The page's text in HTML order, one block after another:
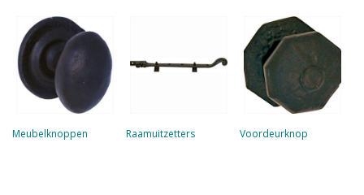
Meubelknoppen Raamuitzetters Voordeurknop